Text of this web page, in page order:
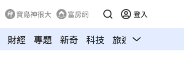
寶島神很大 富房網 登入
財經 專題 新奇 科技 旅遊 汽車